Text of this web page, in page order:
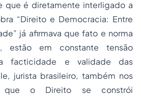
que é diretamente interligado a
“Direito e Democracia: Entre
já afirmava que fato e norma
estão em constante tensão
facticidade e validade das
jurista brasileiro, também nos
que o Direito se constrói